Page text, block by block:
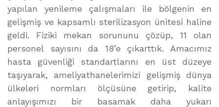
yapılan yenileme çalışmaları ile bölgenin en
gelişmiş ve kapsamlı sterilizasyon ünitesi haline
geldi. Fiziki mekan sorununu çözüp, 11 olan
personel sayısını da 18’e çıkarttık. Amacımız
hasta güvenliği standartlarını en üst düzeye
taşıyarak, ameliyathanelerimizi gelişmiş dünya
ülkeleri normları ölçüsüne getirip, kalite
anlayışımızı bir basamak daha yukarı